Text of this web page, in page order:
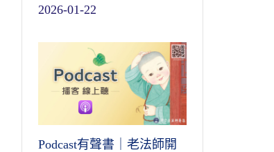
2026-01-22
Podcast有聲書｜老法師開